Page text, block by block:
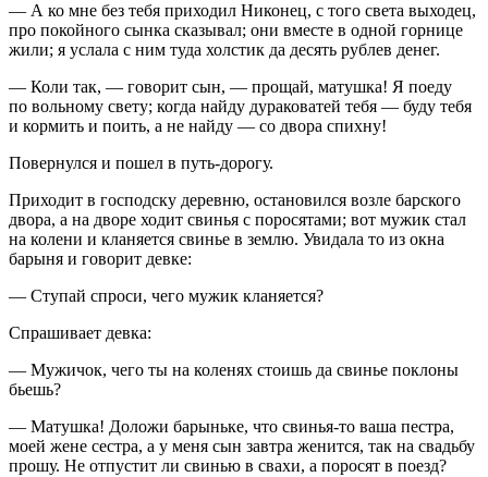
— А ко мне без тебя приходил Никонец, с того света выходец,
про покойного сынка сказывал; они вместе в одной горнице
жили; я услала с ним туда холстик да десять рублев денег.
— Коли так, — говорит сын, — прощай, матушка! Я поеду
по вольному свету; когда найду дураковатей тебя — буду тебя
и кормить и поить, а не найду — со двора спихну!
Повернулся и пошел в путь-дорогу.
Приходит в господску деревню, остановился возле барского
двора, а на дворе ходит свинья с поросятами; вот мужик стал
на колени и кланяется свинье в землю. Увидала то из окна
барыня и говорит девке:
— Ступай спроси, чего мужик кланяется?
Спрашивает девка:
— Мужичок, чего ты на коленях стоишь да свинье поклоны
бьешь?
— Матушка! Доложи барыньке, что свинья-то ваша пестра,
моей жене сестра, а у меня сын завтра женится, так на свадьбу
прошу. Не отпустит ли свинью в свахи, а поросят в поезд?